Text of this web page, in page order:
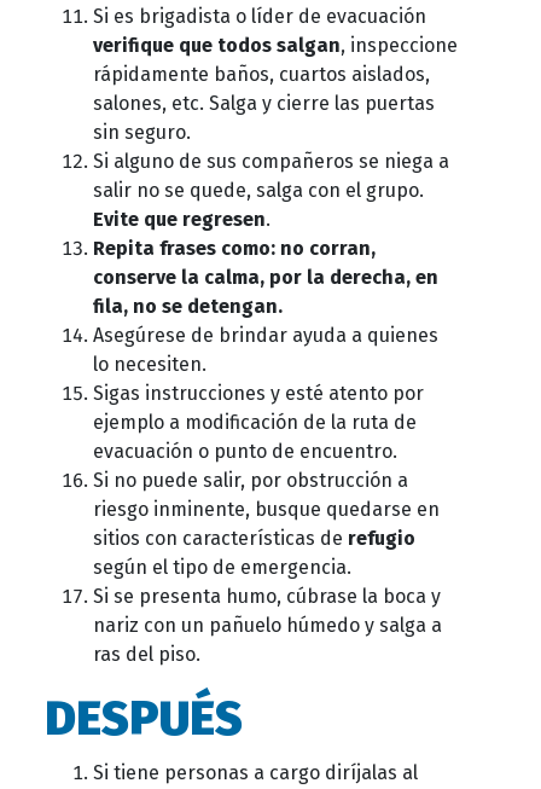
Si es brigadista o líder de evacuación
verifique que todos salgan, inspeccione
rápidamente baños, cuartos aislados,
salones, etc. Salga y cierre las puertas
sin seguro.
Si alguno de sus compañeros se niega a
salir no se quede, salga con el grupo.
Evite que regresen.
Repita frases como: no corran,
conserve la calma, por la derecha, en
fila, no se detengan.
Asegúrese de brindar ayuda a quienes
lo necesiten.
Sigas instrucciones y esté atento por
ejemplo a modificación de la ruta de
evacuación o punto de encuentro.
Si no puede salir, por obstrucción a
riesgo inminente, busque quedarse en
sitios con características de refugio
según el tipo de emergencia.
Si se presenta humo, cúbrase la boca y
nariz con un pañuelo húmedo y salga a
ras del piso.
DESPUÉS
Si tiene personas a cargo diríjalas al